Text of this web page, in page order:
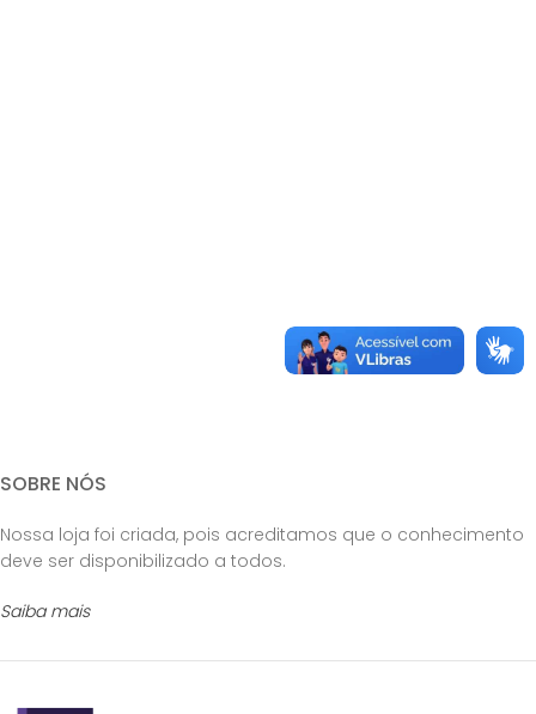
SOBRE NÓS
Nossa loja foi criada, pois acreditamos que o conhecimento
deve ser disponibilizado a todos.
Saiba mais